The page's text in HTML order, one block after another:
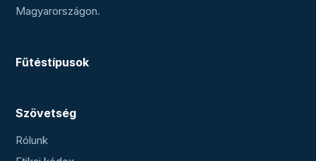
Magyarországon.
Fűtéstípusok
Szövetség
Rólunk